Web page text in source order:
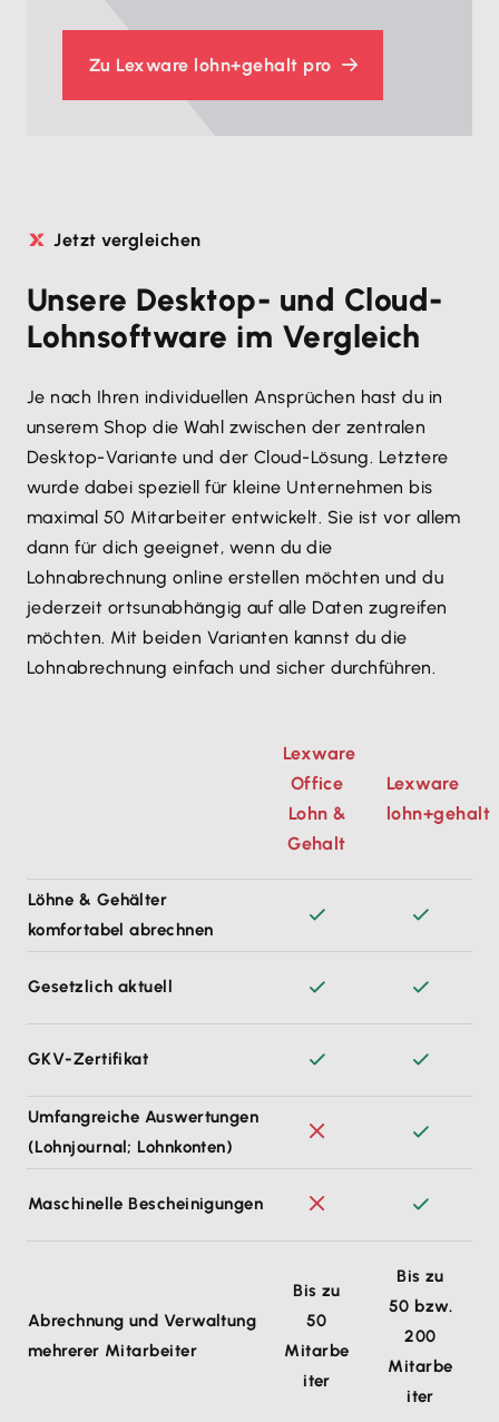
Zu Lexware lohn+gehalt pro
Jetzt vergleichen
Unsere Desktop- und Cloud-
Lohnsoftware im Vergleich
Je nach Ihren individuellen Ansprüchen hast du in
unserem Shop die Wahl zwischen der zentralen
Desktop-Variante und der Cloud-Lösung. Letztere
wurde dabei speziell für kleine Unternehmen bis
maximal 50 Mitarbeiter entwickelt. Sie ist vor allem
dann für dich geeignet, wenn du die
Lohnabrechnung online erstellen möchten und du
jederzeit ortsunabhängig auf alle Daten zugreifen
möchten. Mit beiden Varianten kannst du die
Lohnabrechnung einfach und sicher durchführen.
Lexware
Office
Lohn &
Gehalt
Lexware
lohn+gehalt
Löhne & Gehälter
komfortabel abrechnen
Gesetzlich aktuell
GKV-Zertifikat
Umfangreiche Auswertungen
(Lohnjournal; Lohnkonten)
Maschinelle Bescheinigungen
Abrechnung und Verwaltung
mehrerer Mitarbeiter
Bis zu
50
Mitarbe
iter
Bis zu
50 bzw.
200
Mitarbe
iter